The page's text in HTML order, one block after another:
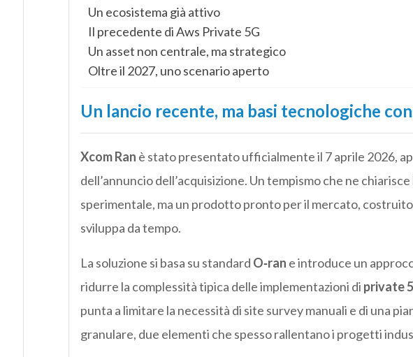
Un ecosistema già attivo
Il precedente di Aws Private 5G
Un asset non centrale, ma strategico
Oltre il 2027, uno scenario aperto
Un lancio recente, ma basi tecnologiche
Xcom Ran è stato presentato ufficialmente il 7 aprile 2026,
dell’annuncio dell’acquisizione. Un tempismo che ne
sperimentale, ma un prodotto pronto per il mercato,
sviluppa da tempo.
La soluzione si basa su standard O‑ran e introduce un
ridurre la complessità tipica delle implementazioni di private
punta a limitare la necessità di site survey manuali e di una
granulare, due elementi che spesso rallentano i progetti